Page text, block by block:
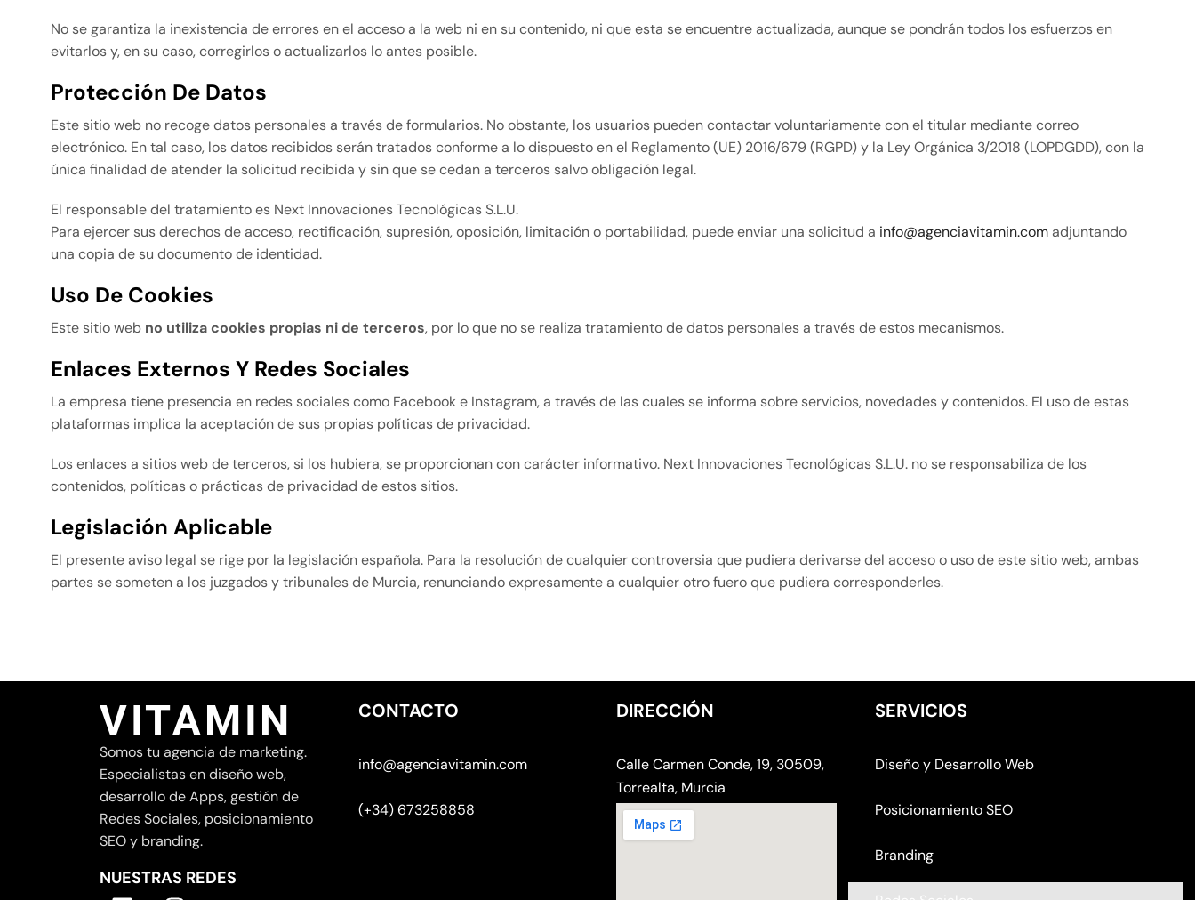
No se garantiza la inexistencia de errores en el acceso a la web ni en su contenido, ni que esta se encuentre actualizada, aunque se pondrán todos los esfuerzos en
evitarlos y, en su caso, corregirlos o actualizarlos lo antes posible.
Protección De Datos
Este sitio web no recoge datos personales a través de formularios. No obstante, los usuarios pueden contactar voluntariamente con el titular mediante correo
electrónico. En tal caso, los datos recibidos serán tratados conforme a lo dispuesto en el Reglamento (UE) 2016/679 (RGPD) y la Ley Orgánica 3/2018 (LOPDGDD), con la
única finalidad de atender la solicitud recibida y sin que se cedan a terceros salvo obligación legal.
El responsable del tratamiento es Next Innovaciones Tecnológicas S.L.U.
Para ejercer sus derechos de acceso, rectificación, supresión, oposición, limitación o portabilidad, puede enviar una solicitud a info@agenciavitamin.comadjuntando
una copia de su documento de identidad.
Uso De Cookies
Este sitio web no utiliza cookies propias ni de terceros, por lo que no se realiza tratamiento de datos personales a través de estos mecanismos.
Enlaces Externos Y Redes Sociales
La empresa tiene presencia en redes sociales como Facebook e Instagram, a través de las cuales se informa sobre servicios, novedades y contenidos. El uso de estas
plataformas implica la aceptación de sus propias políticas de privacidad.
Los enlaces a sitios web de terceros, si los hubiera, se proporcionan con carácter informativo. Next Innovaciones Tecnológicas S.L.U. no se responsabiliza de los
contenidos, políticas o prácticas de privacidad de estos sitios.
Legislación Aplicable
El presente aviso legal se rige por la legislación española. Para la resolución de cualquier controversia que pudiera derivarse del acceso o uso de este sitio web, ambas
partes se someten a los juzgados y tribunales de Murcia, renunciando expresamente a cualquier otro fuero que pudiera corresponderles.
VITAMIN
Somos tu agencia de marketing.
Especialistas en diseño web,
desarrollo de Apps, gestión de
Redes Sociales, posicionamiento
SEO y branding.
NUESTRAS REDES
CONTACTO
info@agenciavitamin.com
(+34) 673258858
DIRECCIÓN
Calle Carmen Conde, 19, 30509,
Torrealta, Murcia
SERVICIOS
Diseño y Desarrollo Web
Posicionamiento SEO
Branding